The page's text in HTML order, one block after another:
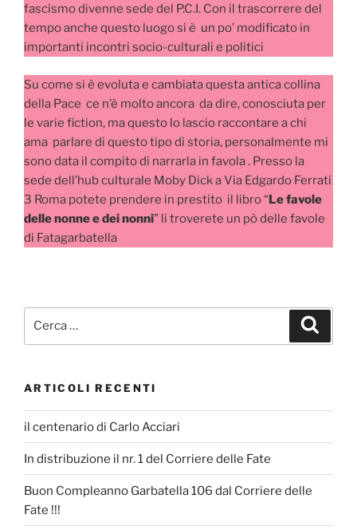
fascismo divenne sede del P.C.I. Con il trascorrere del
tempo anche questo luogo si è un po’ modificato in
importanti incontri socio-culturali e politici
Su come si è evoluta e cambiata questa antica collina
della Pace ce n’è molto ancora da dire, conosciuta per
le varie fiction, ma questo lo lascio raccontare a chi
ama parlare di questo tipo di storia, personalmente mi
sono data il compito di narrarla in favola . Presso la
sede dell’hub culturale Moby Dick a Via Edgardo Ferrati
3 Roma potete prendere in prestito il libro “Le favole
delle nonne e dei nonni” li troverete un pò delle favole
di Fatagarbatella
ARTICOLI RECENTI
il centenario di Carlo Acciari
In distribuzione il nr. 1 del Corriere delle Fate
Buon Compleanno Garbatella 106 dal Corriere delle
Fate !!!